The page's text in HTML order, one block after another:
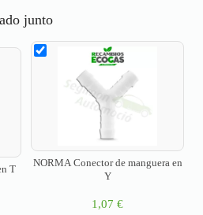
junto
T
NORMA Conector de manguera en
Y
1,07 €